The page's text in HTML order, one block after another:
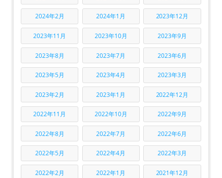
2024年2月 2024年1月 2023年12月
2023年11月 2023年10月 2023年9月
2023年8月 2023年7月 2023年6月
2023年5月 2023年4月 2023年3月
2023年2月 2023年1月 2022年12月
2022年11月 2022年10月 2022年9月
2022年8月 2022年7月 2022年6月
2022年5月 2022年4月 2022年3月
2022年2月 2022年1月 2021年12月